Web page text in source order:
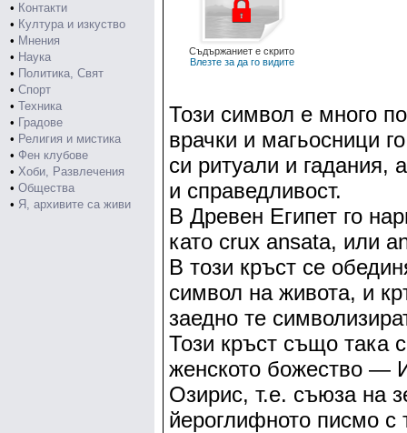
• Контакти
• Култура и изкуство
• Мнения
• Наука
• Политика, Свят
• Спорт
• Техника
• Градове
• Религия и мистика
• Фен клубове
• Хоби, Развлечения
• Общества
• Я, архивите са живи
Съдържаниет е скрито
Влезте за да го видите
Този символ е много
врачки и магьосници
си ритуали и гадания,
и справедливост.
В Древен Египет го
като crux ansata, или
В този кръст се
символ на живота, и
заедно те
Този кръст също така
женското божество —
Озирис, т.е. съюза на
йероглифното писмо с